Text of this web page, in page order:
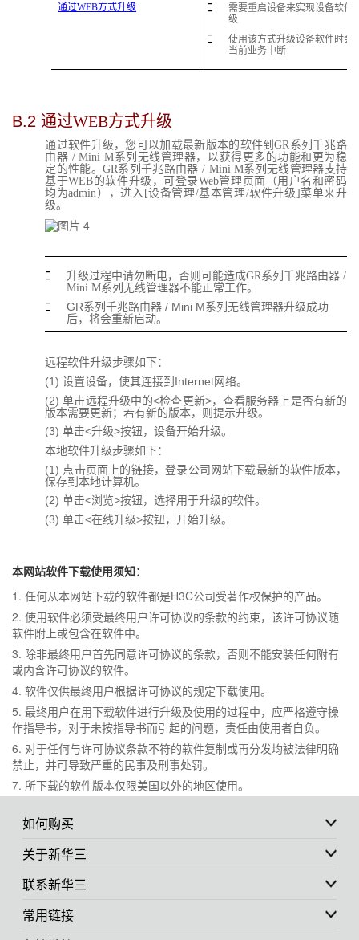
通过WEB方式升级 
需要重启设备来实现设备软件
级

使用该方式升级设备软件时会
当前业务中断
B.2 通过WEB方式升级
通过软件升级，您可以加载最新版本的软件到GR系列千兆路
由器 / Mini M系列无线管理器，以获得更多的功能和更为稳
定的性能。GR系列千兆路由器 / Mini M系列无线管理器支持
基于WEB的软件升级，可登录Web管理页面（用户名和密码
均为admin），进入[设备管理/基本管理/软件升级]菜单来升
级。

升级过程中请勿断电，否则可能造成GR系列千兆路由器 /
Mini M系列无线管理器不能正常工作。

GR系列千兆路由器 / Mini M系列无线管理器升级成功
后，将会重新启动。
远程软件升级步骤如下：
(1) 设置设备，使其连接到Internet网络。
(2) 单击远程升级中的<检查更新>，查看服务器上是否有新的
版本需要更新；若有新的版本，则提示升级。
(3) 单击<升级>按钮，设备开始升级。
本地软件升级步骤如下：
(1) 点击页面上的链接，登录公司网站下载最新的软件版本，
保存到本地计算机。
(2) 单击<浏览>按钮，选择用于升级的软件。
(3) 单击<在线升级>按钮，开始升级。
本网站软件下载使用须知：
1. 任何从本网站下载的软件都是H3C公司受著作权保护的产品。
2. 使用软件必须受最终用户许可协议的条款的约束，该许可协议随
软件附上或包含在软件中。
3. 除非最终用户首先同意许可协议的条款，否则不能安装任何附有
或内含许可协议的软件。
4. 软件仅供最终用户根据许可协议的规定下载使用。
5. 最终用户在用下载软件进行升级及使用的过程中，应严格遵守操
作指导书，对于未按指导书而引起的问题，责任由使用者自负。
6. 对于任何与许可协议条款不符的软件复制或再分发均被法律明确
禁止，并可导致严重的民事及刑事处罚。
7. 所下载的软件版本仅限美国以外的地区使用。
如何购买
关于新华三
联系新华三
常用链接